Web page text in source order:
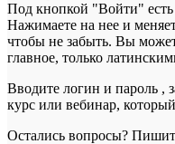
Под кнопкой "Войти"
Нажимаете на нее и
чтобы не забыть. Вы
главное, только
Вводите логин и пароль ,
курс или вебинар,
Остались вопросы?